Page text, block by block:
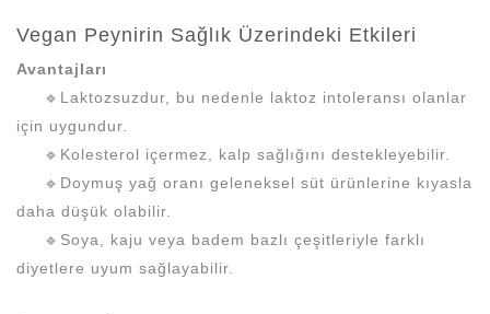
Vegan Peynirin Sağlık Üzerindeki Etkileri
Avantajları
🔹Laktozsuzdur, bu nedenle laktoz intoleransı olanlar
için uygundur.
🔹Kolesterol içermez, kalp sağlığını destekleyebilir.
🔹Doymuş yağ oranı geleneksel süt ürünlerine kıyasla
daha düşük olabilir.
🔹Soya, kaju veya badem bazlı çeşitleriyle farklı
diyetlere uyum sağlayabilir.